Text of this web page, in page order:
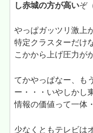
し赤城の方が高いぞ
やっぱガッツリ激上
特定クラスターだけ
こかから上げ圧力が
てかやっぱなー、も
ー・・・いやしかし
情報の価値って一体
少なくともテレビは